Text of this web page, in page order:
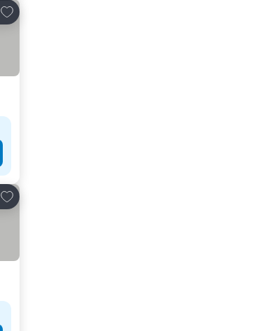
Dodati u favorite
Dodati u favorite